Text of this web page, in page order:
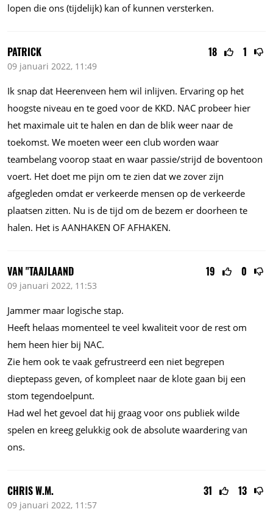
lopen die ons (tijdelijk) kan of kunnen versterken.
18 1
PATRICK
09 januari 2022, 11:49
Ik snap dat Heerenveen hem wil inlijven. Ervaring op het
hoogste niveau en te goed voor de KKD. NAC probeer hier
het maximale uit te halen en dan de blik weer naar de
toekomst. We moeten weer een club worden waar
teambelang voorop staat en waar passie/strijd de boventoon
voert. Het doet me pijn om te zien dat we zover zijn
afgegleden omdat er verkeerde mensen op de verkeerde
plaatsen zitten. Nu is de tijd om de bezem er doorheen te
halen. Het is AANHAKEN OF AFHAKEN.
19 0
VAN "TAAJLAAND
09 januari 2022, 11:53
Jammer maar logische stap.
Heeft helaas momenteel te veel kwaliteit voor de rest om
hem heen hier bij NAC.
Zie hem ook te vaak gefrustreerd een niet begrepen
dieptepass geven, of kompleet naar de klote gaan bij een
stom tegendoelpunt.
Had wel het gevoel dat hij graag voor ons publiek wilde
spelen en kreeg gelukkig ook de absolute waardering van
ons.
31 13
CHRIS W.M.
09 januari 2022, 11:57